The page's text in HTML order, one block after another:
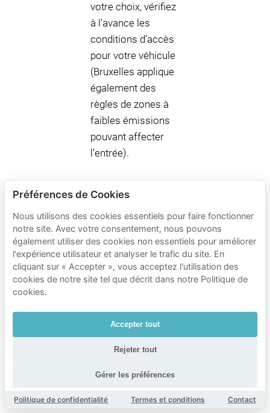
votre choix, vérifiez
à l’avance les
conditions d’accès
pour votre véhicule
(Bruxelles applique
également des
règles de zones à
faibles émissions
pouvant affecter
l’entrée).
Tarifs de
stationnement
Mobypark à
proximité de
Vossegat-
Durée du stationnement
Tarifs du parking Mobypark
1 heure de stationnement
€ 11.59
Préférences de Cookies
Nous utilisons des cookies essentiels pour faire fonctionner
notre site. Avec votre consentement, nous pouvons
également utiliser des cookies non essentiels pour améliorer
l'expérience utilisateur et analyser le trafic du site. En
cliquant sur « Accepter », vous acceptez l'utilisation des
cookies de notre site tel que décrit dans notre Politique de
cookies.
Accepter tout
Rejeter tout
Gérer les préférences
Politique de confidentialité Termes et conditions Contact